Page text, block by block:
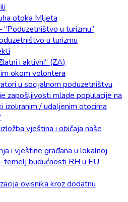
otoka Mljeta
“Poduzetništvo u turizmu”
u turizmu
i aktivni“ (ZA)
okom volontera
u socijalnom poduzetništvu
zapošljivosti mlade populacije na
izoliranim / udaljenim otocima
vještina i običaja naše
i vještine građana u lokalnoj
temelj budućnosti RH u EU
ovisnika kroz dodatnu